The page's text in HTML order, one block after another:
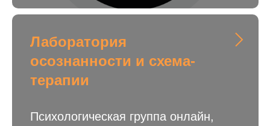
Лаборатория
осознанности и схема-
терапии
Психологическая группа онлайн,